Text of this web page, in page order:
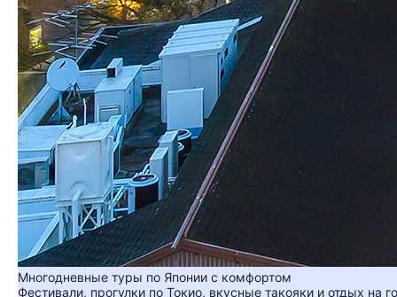
Многодневные туры по Японии с комфортом
Фестивали, прогулки по Токио, вкусные такояки и отдых на